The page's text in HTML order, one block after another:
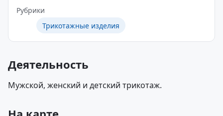
Рубрики
Трикотажные изделия
Деятельность
Мужской, женский и детский трикотаж.